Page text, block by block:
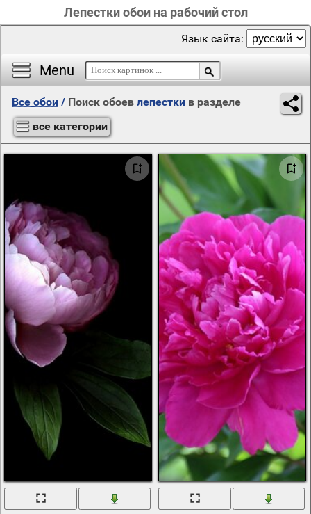
Лепестки обои на рабочий стол
Menu
Язык сайта:
Все обои / Поиск обоев лепестки в разделе
все категории